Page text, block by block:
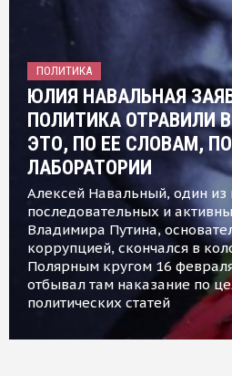
ПОЛИТИКА
ЮЛИЯ НАВАЛЬНАЯ
ПОЛИТИКА ОТРАВИЛИ
ЭТО, ПО ЕЕ СЛОВАМ,
ЛАБОРАТОРИИ
Алексей Навальный, один из
последовательных и
Владимира Путина,
коррупцией, скончался в
Полярным кругом 16
отбывал там наказание по
политических статей